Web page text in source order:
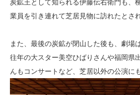
炭鉱王として知られる伊藤伝右衛門も、
業員を引き連れて芝居見物に訪れたとさ
また、最後の炭鉱が閉山した後も、劇場
往年の大スター美空ひばりさんや福岡県
んもコンサートなど、芝居以外の公演に